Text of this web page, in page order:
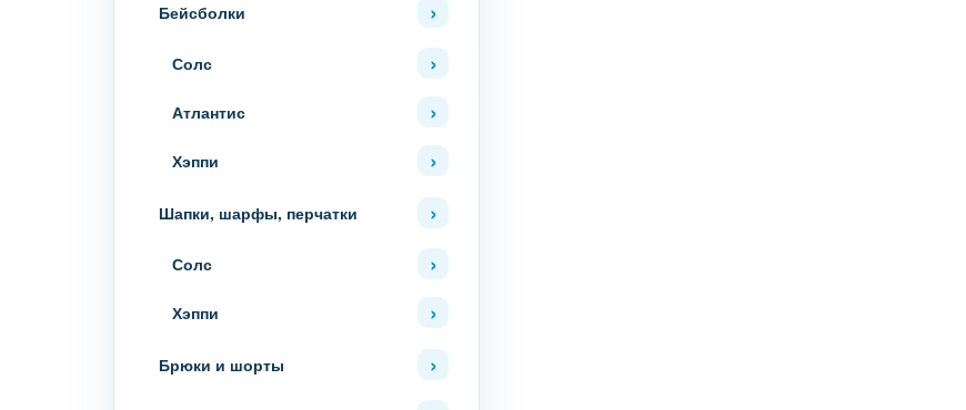
Бейсболки
Солс
Атлантис
Хэппи
Шапки, шарфы, перчатки
Солс
Хэппи
Брюки и шорты